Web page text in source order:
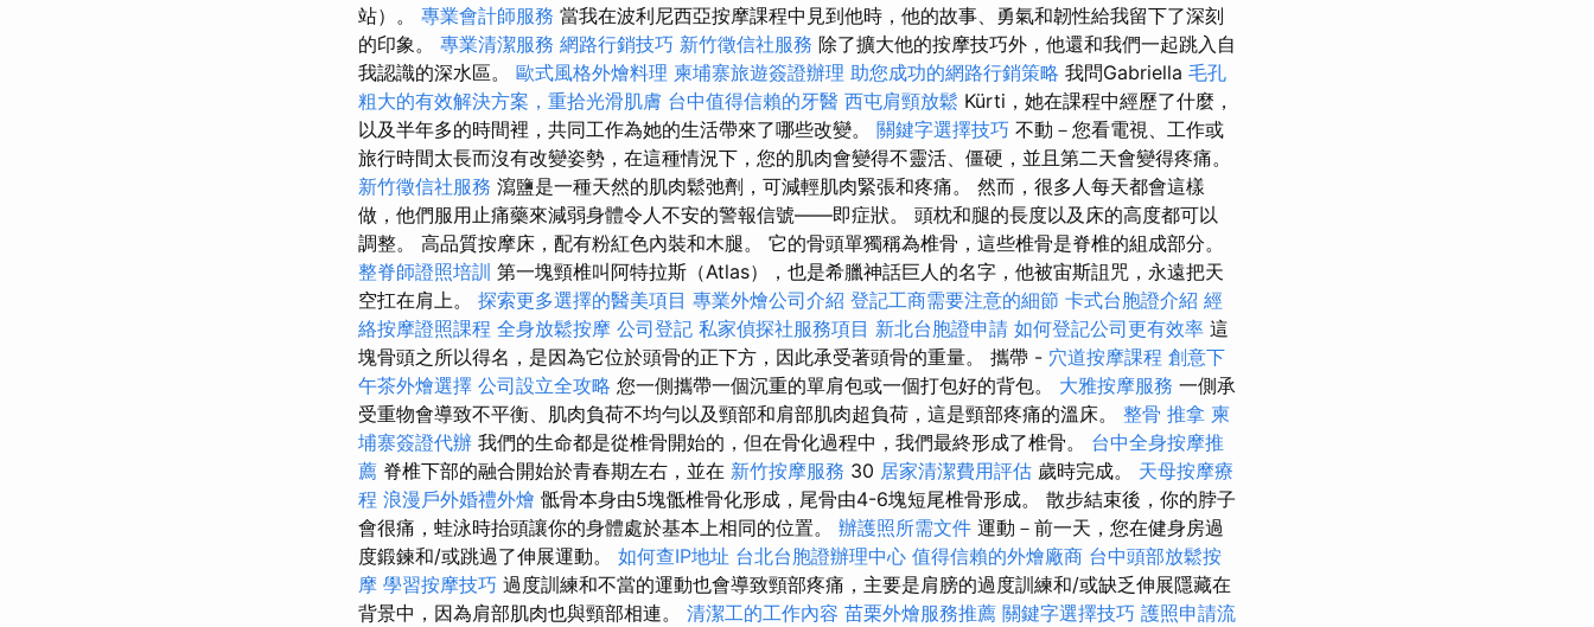
站）。 專業會計師服務 當我在波利尼西亞按摩課程中見到他時，他的故事、勇氣和韌性給我留下了深刻
的印象。 專業清潔服務 網路行銷技巧 新竹徵信社服務 除了擴大他的按摩技巧外，他還和我們一起跳入自
我認識的深水區。 歐式風格外燴料理 柬埔寨旅遊簽證辦理 助您成功的網路行銷策略 我問Gabriella 毛孔
粗大的有效解決方案，重拾光滑肌膚 台中值得信賴的牙醫 西屯肩頸放鬆 Kürti，她在課程中經歷了什麼，
以及半年多的時間裡，共同工作為她的生活帶來了哪些改變。 關鍵字選擇技巧 不動－您看電視、工作或
旅行時間太長而沒有改變姿勢，在這種情況下，您的肌肉會變得不靈活、僵硬，並且第二天會變得疼痛。
新竹徵信社服務 瀉鹽是一種天然的肌肉鬆弛劑，可減輕肌肉緊張和疼痛。 然而，很多人每天都會這樣
做，他們服用止痛藥來減弱身體令人不安的警報信號——即症狀。 頭枕和腿的長度以及床的高度都可以
調整。 高品質按摩床，配有粉紅色內裝和木腿。 它的骨頭單獨稱為椎骨，這些椎骨是脊椎的組成部分。
整脊師證照培訓 第一塊頸椎叫阿特拉斯（Atlas），也是希臘神話巨人的名字，他被宙斯詛咒，永遠把天
空扛在肩上。 探索更多選擇的醫美項目 專業外燴公司介紹 登記工商需要注意的細節 卡式台胞證介紹 經
絡按摩證照課程 全身放鬆按摩 公司登記 私家偵探社服務項目 新北台胞證申請 如何登記公司更有效率 這
塊骨頭之所以得名，是因為它位於頭骨的正下方，因此承受著頭骨的重量。 攜帶 - 穴道按摩課程 創意下
午茶外燴選擇 公司設立全攻略 您一側攜帶一個沉重的單肩包或一個打包好的背包。 大雅按摩服務 一側承
受重物會導致不平衡、肌肉負荷不均勻以及頸部和肩部肌肉超負荷，這是頸部疼痛的溫床。 整骨 推拿 柬
埔寨簽證代辦 我們的生命都是從椎骨開始的，但在骨化過程中，我們最終形成了椎骨。 台中全身按摩推
薦 脊椎下部的融合開始於青春期左右，並在 新竹按摩服務 30 居家清潔費用評估 歲時完成。 天母按摩療
程 浪漫戶外婚禮外燴 骶骨本身由5塊骶椎骨化形成，尾骨由4-6塊短尾椎骨形成。 散步結束後，你的脖子
會很痛，蛙泳時抬頭讓你的身體處於基本上相同的位置。 辦護照所需文件 運動－前一天，您在健身房過
度鍛鍊和/或跳過了伸展運動。 如何查IP地址 台北台胞證辦理中心 值得信賴的外燴廠商 台中頭部放鬆按
摩 學習按摩技巧 過度訓練和不當的運動也會導致頸部疼痛，主要是肩膀的過度訓練和/或缺乏伸展隱藏在
背景中，因為肩部肌肉也與頸部相連。 清潔工的工作內容 苗栗外燴服務推薦 關鍵字選擇技巧 護照申請流